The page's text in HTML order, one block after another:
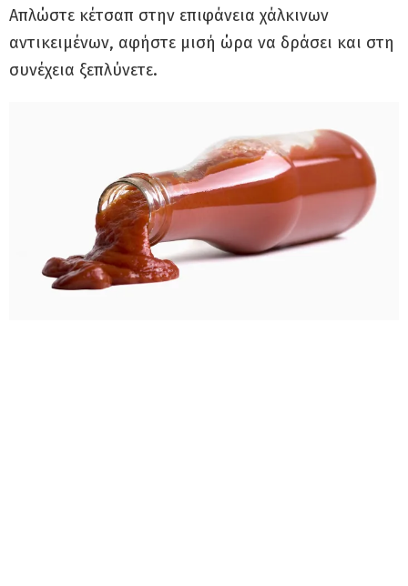
Απλώστε κέτσαπ στην επιφάνεια χάλκινων
αντικειμένων, αφήστε μισή ώρα να δράσει και στη
συνέχεια ξεπλύνετε.